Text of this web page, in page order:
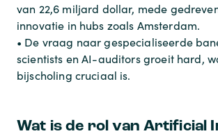
van 22,6 miljard dollar, mede
innovatie in hubs zoals Amsterdam.
• De vraag naar gespecialiseerde
scientists en AI-auditors groeit hard,
bijscholing cruciaal is.
Wat is de rol van Artificial